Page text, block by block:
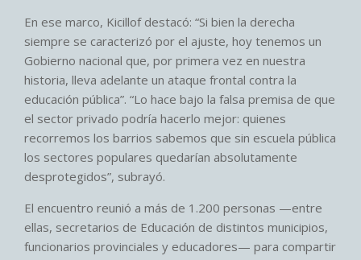
En ese marco, Kicillof destacó: “Si bien la derecha
siempre se caracterizó por el ajuste, hoy tenemos un
Gobierno nacional que, por primera vez en nuestra
historia, lleva adelante un ataque frontal contra la
educación pública”. “Lo hace bajo la falsa premisa de que
el sector privado podría hacerlo mejor: quienes
recorremos los barrios sabemos que sin escuela pública
los sectores populares quedarían absolutamente
desprotegidos”, subrayó.
El encuentro reunió a más de 1.200 personas —entre
ellas, secretarios de Educación de distintos municipios,
funcionarios provinciales y educadores— para compartir